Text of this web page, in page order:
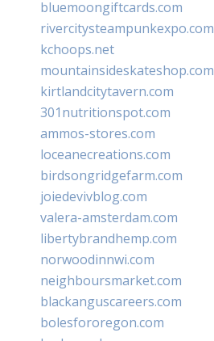
bluemoongiftcards.com
rivercitysteampunkexpo.com
kchoops.net
mountainsideskateshop.com
kirtlandcitytavern.com
301nutritionspot.com
ammos-stores.com
loceanecreations.com
birdsongridgefarm.com
joiedevivblog.com
valera-amsterdam.com
libertybrandhemp.com
norwoodinnwi.com
neighboursmarket.com
blackanguscareers.com
bolesfororegon.com